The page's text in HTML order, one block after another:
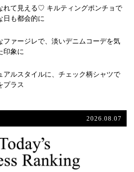
れて見える♡ キルティングポンチョで
日も都会的に
ファージレで、淡いデニムコーデを気
印象に
アルスタイルに、チェック柄シャツで
プラス
2026.08.07